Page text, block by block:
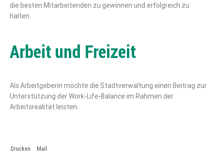
die besten Mitarbeitenden zu gewinnen und erfolgreich zu
halten.
Arbeit und Freizeit
Als Arbeitgeberin möchte die Stadtverwaltung einen Beitrag zur
Unterstützung der Work-Life-Balance im Rahmen der
Arbeitsrealität leisten.
Drucken Mail